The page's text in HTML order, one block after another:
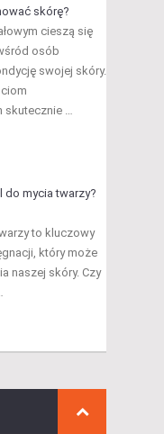
skórę?
cieszą się
osób
swojej skóry.
…
do mycia twarzy?
to kluczowy
który może
naszej skóry. Czy